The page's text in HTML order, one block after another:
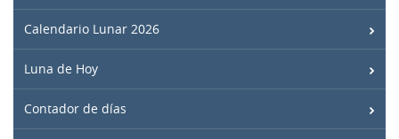
Calendario Lunar 2026
Luna de Hoy
Contador de días